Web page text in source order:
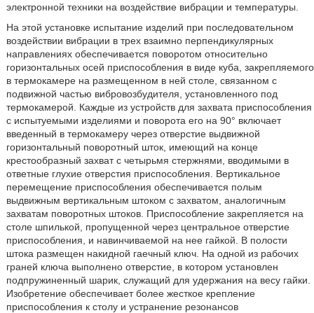
электронной техники на воздействие вибрации и температуры.
На этой установке испытание изделий при последовательном
воздействии вибрации в трех взаимно перпендикулярных
направлениях обеспечивается поворотом относительно
горизонтальных осей приспособления в виде куба, закрепляемого
в термокамере на размещенном в ней столе, связанном с
подвижной частью вибровозбудителя, установленного под
термокамерой. Каждые из устройств для захвата приспособления
с испытуемыми изделиями и поворота его на 90° включает
введенный в термокамеру через отверстие выдвижной
горизонтальный поворотный шток, имеющий на конце
крестообразный захват с четырьмя стержнями, вводимыми в
ответные глухие отверстия приспособления. Вертикальное
перемещение приспособления обеспечивается полым
выдвижным вертикальным штоком с захватом, аналогичным
захватам поворотных штоков. Приспособление закрепляется на
столе шпилькой, пропущенной через центральное отверстие
приспособления, и навинчиваемой на нее гайкой. В полости
штока размещен накидной гаечный ключ. На одной из рабочих
граней ключа выполнено отверстие, в котором установлен
подпружиненный шарик, служащий для удержания на весу гайки.
Изобретение обеспечивает более жесткое крепление
приспособления к столу и устранение резонансов